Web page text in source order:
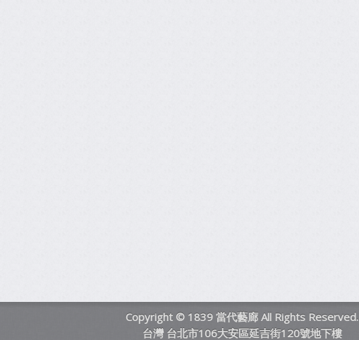
Copyright © 1839 當代藝廊 All Rights Reserved.
台灣 台北市106大安區延吉街120號地下樓